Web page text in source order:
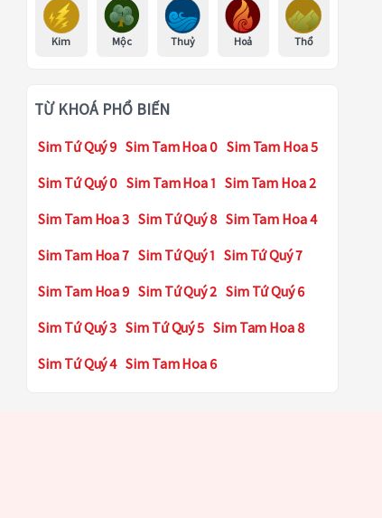
Kim Mộc Thuỷ Hoả Thổ
TỪ KHOÁ PHỔ BIẾN
Sim Tứ Quý 9 Sim Tam Hoa 0 Sim Tam Hoa 5
Sim Tứ Quý 0 Sim Tam Hoa 1 Sim Tam Hoa 2
Sim Tam Hoa 3 Sim Tứ Quý 8 Sim Tam Hoa 4
Sim Tam Hoa 7 Sim Tứ Quý 1 Sim Tứ Quý 7
Sim Tam Hoa 9 Sim Tứ Quý 2 Sim Tứ Quý 6
Sim Tứ Quý 3 Sim Tứ Quý 5 Sim Tam Hoa 8
Sim Tứ Quý 4 Sim Tam Hoa 6